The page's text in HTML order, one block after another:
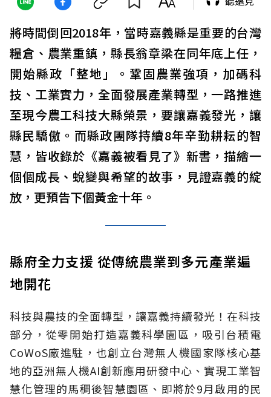
將時間倒回2018年，當時嘉義縣是重要的台灣
糧倉、農業重鎮，縣長翁章梁在同年底上任，
開始縣政「整地」。鞏固農業強項，加碼科
技、工業實力，全面發展產業轉型，一路推進
至現今農工科技大縣榮景，要讓嘉義發光，讓
縣民驕傲。而縣政團隊持續8年辛勤耕耘的智
慧，皆收錄於《嘉義被看見了》新書，描繪一
個個成長、蛻變與希望的故事，見證嘉義的綻
放，更預告下個黃金十年。
縣府全力支援 從傳統農業到多元產業遍
地開花
科技與農技的全面轉型，讓嘉義持續發光！在科技
部分，從零開始打造嘉義科學園區，吸引台積電
CoWoS廠進駐，也創立台灣無人機國家隊核心基
地的亞洲無人機AI創新應用研發中心、實現工業智
慧化管理的馬稠後智慧園區、即將於9月啟用的民